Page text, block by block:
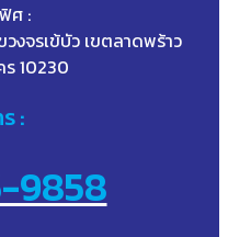
ศ :
งจรเข้บัว เขตลาดพร้าว
10230
:
9858